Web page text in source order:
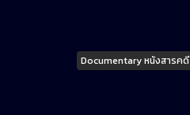
Tags
Documentary หนังสารคดี